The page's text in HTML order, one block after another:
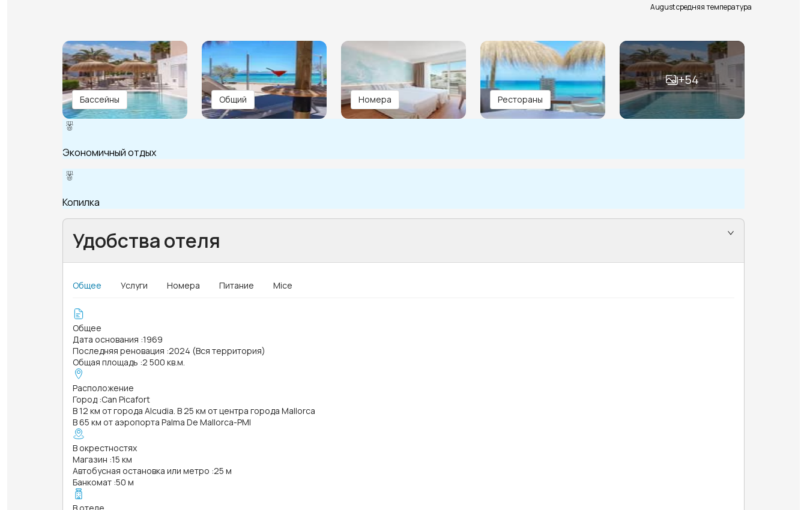
August средняя температура
Бассейны Общий Номера Рестораны
+54
Экономичный отдых
Копилка
Удобства отеля
Общее Услуги Номера Питание Mice
Общее
Дата основания :1969
Последняя реновация :2024 (Вся территория)
Общая площадь :2 500 кв.м.
Расположение
Город :Can Picafort
В 12 км от города Alcudia. В 25 км от центра города Mallorca
В 65 км от аэропорта Palma De Mallorca-PMI
В окрестностях
Магазин :15 км
Автобусная остановка или метро :25 м
Банкомат :50 м
В отеле